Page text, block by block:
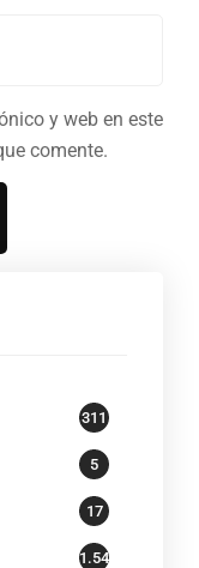
y web en este
comente.
311
5
17
1.541